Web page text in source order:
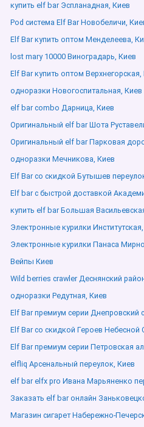
купить elf bar Эспланадная, Киев
Pod система Elf Bar Новобеличи,
Elf Bar купить оптом Менделеева,
lost mary 10000 Виноградарь, Киев
Elf Bar купить оптом Верхнегорская,
одноразки Новогоспитальная, Киев
elf bar combo Дарница, Киев
Оригинальный elf bar Шота
Оригинальный elf bar Парковая
одноразки Мечникова, Киев
Elf Bar со скидкой Бутышев
Elf bar с быстрой доставкой
купить elf bar Большая
Электронные курилки
Электронные курилки Панаса
Вейпы Киев
Wild berries crawler Деснянский
одноразки Редутная, Киев
Elf Bar премиум серии Днепровский
Elf Bar со скидкой Героев Небесной
Elf Bar премиум серии Петровская
elfliq Арсенальный переулок, Киев
elf bar elfx pro Ивана Марьяненко
Заказать elf bar онлайн
Магазин сигарет Набережно-